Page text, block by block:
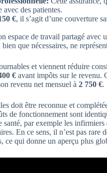
des patientes.
€, il s’agit d’une couverture
espace de travail partagé avec
que nécessaires, ne
et viennent réduire
€ avant impôts sur le revenu.
revenu net mensuel à 2 750 €.
doit être reconnue et
de fonctionnement sont
santé, par exemple les
En ce sens, il n’est pas
ce qui donne un aperçu plus